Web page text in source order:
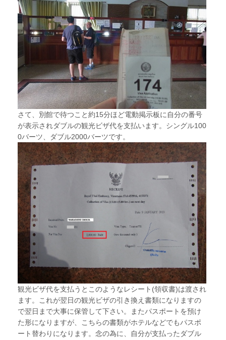
さて、別館で待つこと約15分ほど電動掲示板に自分の番号
が表示されダブルの観光ビザ代を支払います。シングル100
0バーツ、ダブル2000バーツです。
観光ビザ代を支払うとこのようなレシート(領収書)は渡され
ます。これが翌日の観光ビザの引き換え書類になりますの
で翌日まで大事に保管して下さい。またパスポートを預け
た形になりますが、こちらの書類がホテルなどでもパスポ
ート替わりになります。念の為に、自分が支払ったダブル